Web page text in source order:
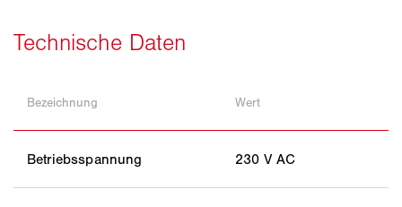
Bezeichnung Wert
Betriebsspannung 230 V AC